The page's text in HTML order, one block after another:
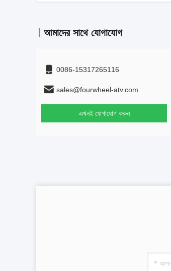
আমাদের সাথে যোগাযোগ
0086-15317265116
sales@fourwheel-atv.com
এখনই যোগাযোগ করুন